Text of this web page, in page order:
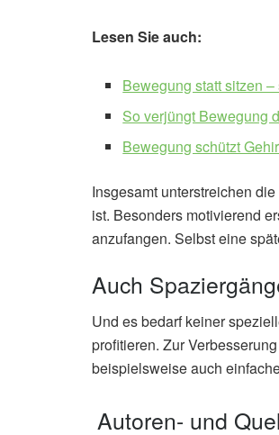
Lesen Sie auch:
Bewegung statt sitzen
So verjüngt Bewegung
Bewegung schützt
Insgesamt unterstreichen
ist. Besonders motivierend
anzufangen. Selbst eine
Auch
Und es bedarf keiner
profitieren. Zur
beispielsweise auch
Autoren- und